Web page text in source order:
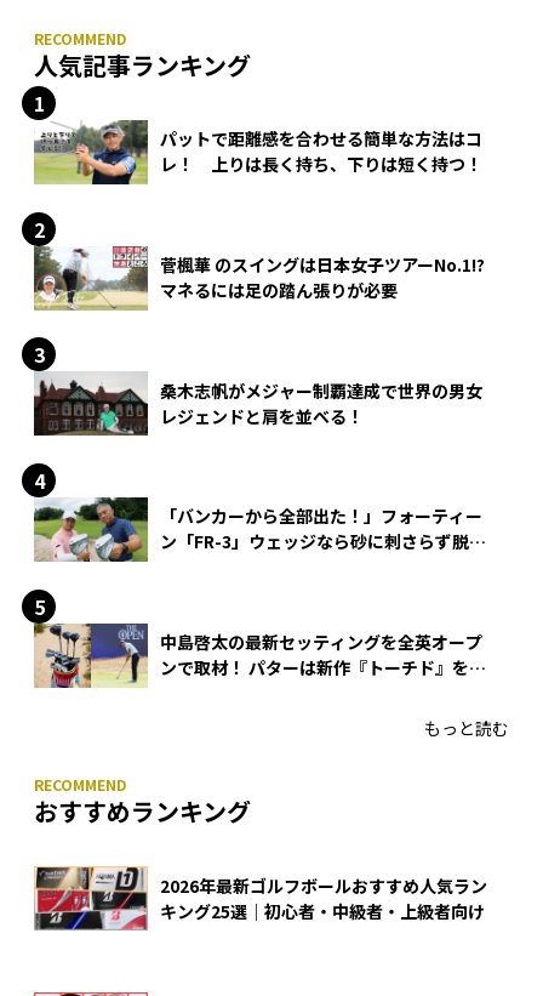
人気記事ランキング
パットで距離感を合わせる簡単な方法はコ
レ！ 上りは長く持ち、下りは短く持つ！
菅楓華 のスイングは日本女子ツアーNo.1!?
マネるには足の踏ん張りが必要
桑木志帆がメジャー制覇達成で世界の男女
レジェンドと肩を並べる！
「バンカーから全部出た！」フォーティー
ン「FR-3」ウェッジなら砂に刺さらず脱出
中島啓太の最新セッティングを全英オープ
ンで取材！ パターは新作『トーチド』を投
もっと読む
おすすめランキング
2026年最新ゴルフボールおすすめ人気ラン
キング25選｜初心者・中級者・上級者向け